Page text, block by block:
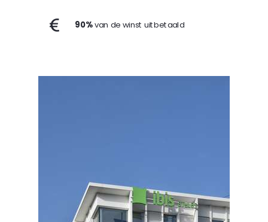
90%van de winst uitbetaald